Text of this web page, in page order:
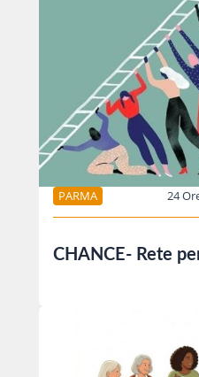
PARMA 24
CHANCE- Rete